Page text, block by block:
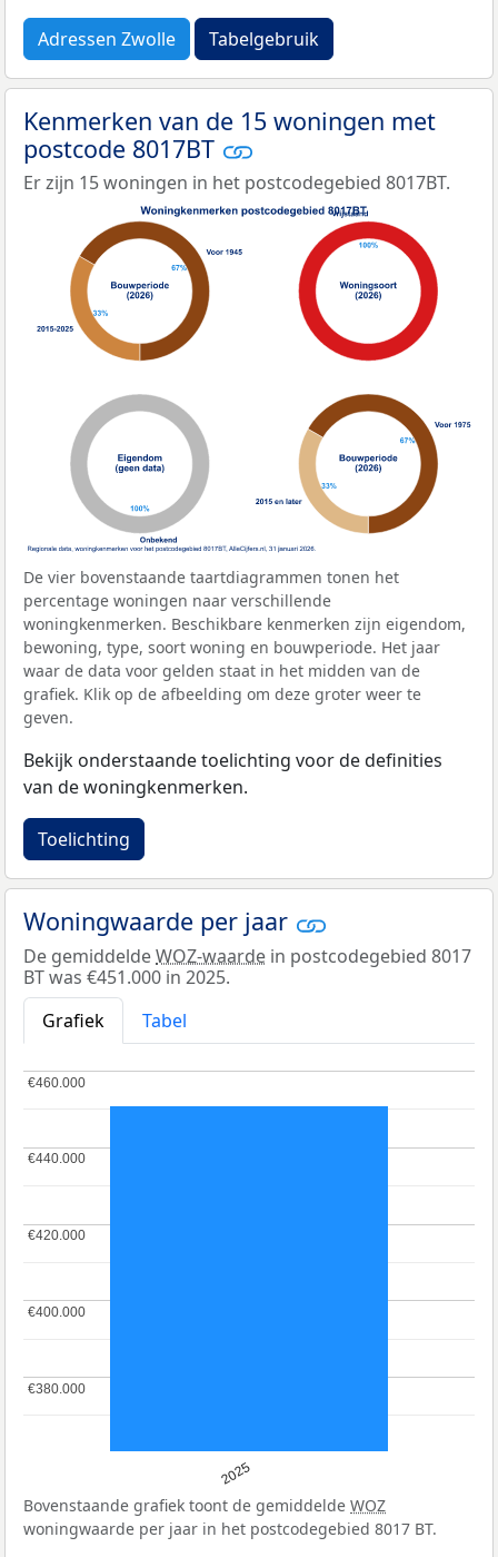
Adressen Zwolle Tabelgebruik
Kenmerken van de 15 woningen met
postcode 8017BT
Er zijn 15 woningen in het postcodegebied 8017BT.
De vier bovenstaande taartdiagrammen tonen het
percentage woningen naar verschillende
woningkenmerken. Beschikbare kenmerken zijn eigendom,
bewoning, type, soort woning en bouwperiode. Het jaar
waar de data voor gelden staat in het midden van de
grafiek. Klik op de afbeelding om deze groter weer te
geven.
Bekijk onderstaande toelichting voor de definities
van de woningkenmerken.
Toelichting
Woningwaarde per jaar
De gemiddeldeWOZ-waarde in postcodegebied 8017
BT was €451.000 in 2025.
Grafiek
Tabel
2025
€380.000
€380.000
€400.000
€400.000
€420.000
€420.000
€440.000
€440.000
€460.000
€460.000
Bovenstaande grafiek toont de gemiddelde WOZ
woningwaarde per jaar in het postcodegebied 8017 BT.